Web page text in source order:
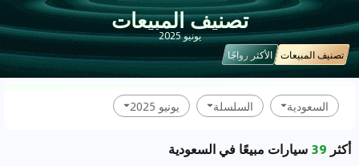
تصنيف المبيعات
يونيو 2025
تصنيف المبيعات الأكثر رواجًا
السعودية السلسلة يونيو 2025
أكثر 39 سيارات مبيعًا في السعودية